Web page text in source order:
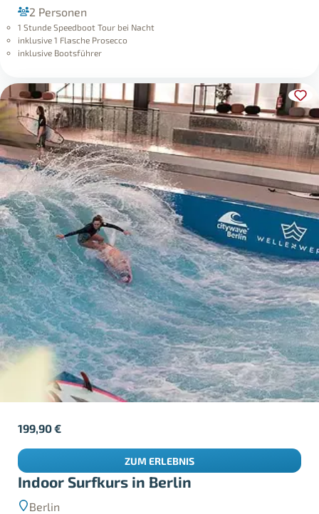
2 Personen
1 Stunde Speedboot Tour bei Nacht
inklusive 1 Flasche Prosecco
inklusive Bootsführer
Indoor Surfkurs in Berlin
Berlin
199,90€
ZUM ERLEBNIS